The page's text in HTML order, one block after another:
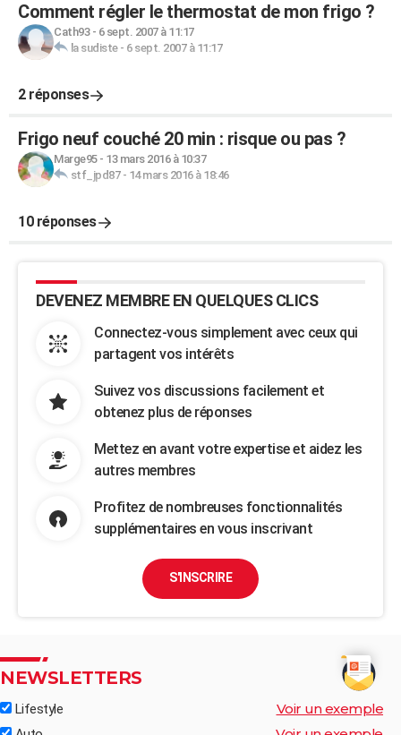
Comment régler le thermostat de mon frigo ?
Cath93- 6 sept. 2007 à 11:17
la sudiste- 6 sept. 2007 à 11:17
2 réponses
Frigo neuf couché 20 min : risque ou pas ?
Marge95- 13 mars 2016 à 10:37
stf_jpd87- 14 mars 2016 à 18:46
10 réponses
DEVENEZ MEMBRE EN QUELQUES CLICS
Connectez-vous simplement avec ceux qui
partagent vos intérêts
Suivez vos discussions facilement et
obtenez plus de réponses
Mettez en avant votre expertise et aidez les
autres membres
Profitez de nombreuses fonctionnalités
supplémentaires en vous inscrivant
S'INSCRIRE
NEWSLETTERS
Lifestyle Voir un exemple